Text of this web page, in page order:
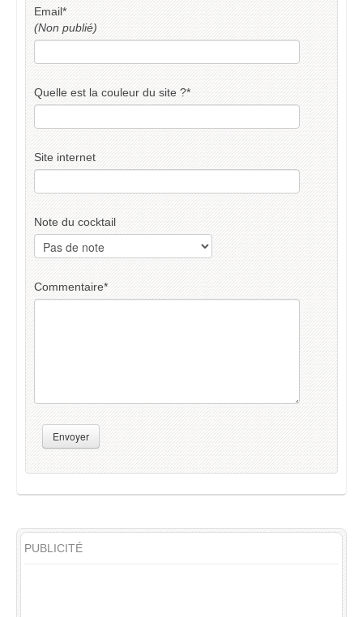
Email*
(Non publié)
Quelle est la couleur du site ?*
Site internet
Note du cocktail
Commentaire*
Envoyer
PUBLICITÉ